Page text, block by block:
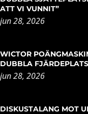
ATT VI VUNNIT”
jun 28, 2026
WICTOR
DUBBLA
jun 28, 2026
DISKUSTALANG MOT